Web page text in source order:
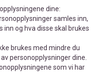
dine:
samles inn,
inn og hva disse skal brukes
brukes med mindre du
personopplysninger dine.
som vi har